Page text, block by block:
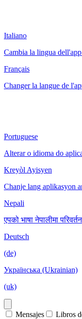
Italiano
Cambia la lingua
Français
Changer la langue de
Portuguese
Alterar o idioma do
Kreyòl Ayisyen
Chanje lang aplikasyon
Nepali
एपको भाषा नेपालीमा
Deutsch
(de)
Українська (Ukrainian)
(uk)
Mensajes Libros